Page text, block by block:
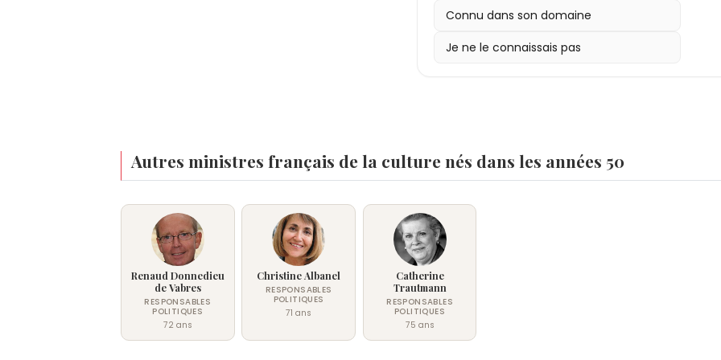
Connu dans son domaine
Je ne le connaissais pas
Autres ministres français de la culture nés dans les années 50
Renaud Donnedieu
de Vabres
RESPONSABLES
POLITIQUES
72 ans
Christine Albanel
RESPONSABLES
POLITIQUES
71 ans
Catherine
Trautmann
RESPONSABLES
POLITIQUES
75 ans